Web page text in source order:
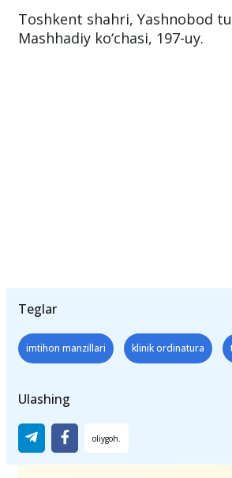
Toshkent shahri, Yashnobod
Mashhadiy ko‘chasi, 197-uy.
Teglar
imtihon manzillari klinik ordinatura
Ulashing